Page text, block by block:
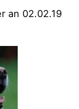
an 02.02.19